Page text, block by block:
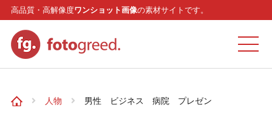
高品質・高解像度ワンショット画像の素材サイトです。
人物 男性 ビジネス 病院 プレゼン